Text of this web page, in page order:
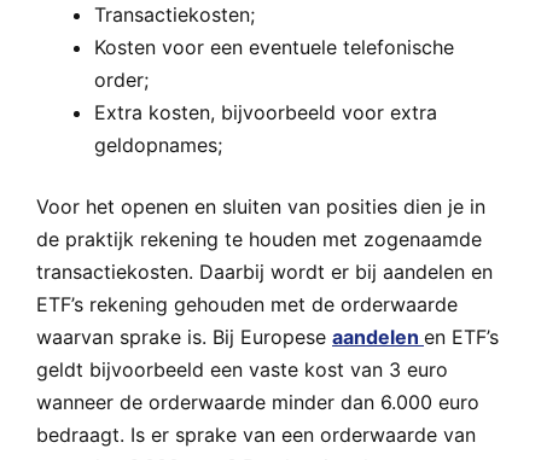
Transactiekosten;
Kosten voor een eventuele telefonische
order;
Extra kosten, bijvoorbeeld voor extra
geldopnames;
Voor het openen en sluiten van posities dien je in
de praktijk rekening te houden met zogenaamde
transactiekosten. Daarbij wordt er bij aandelen en
ETF’s rekening gehouden met de orderwaarde
waarvan sprake is. Bij Europese aandelen en ETF’s
geldt bijvoorbeeld een vaste kost van 3 euro
wanneer de orderwaarde minder dan 6.000 euro
bedraagt. Is er sprake van een orderwaarde van